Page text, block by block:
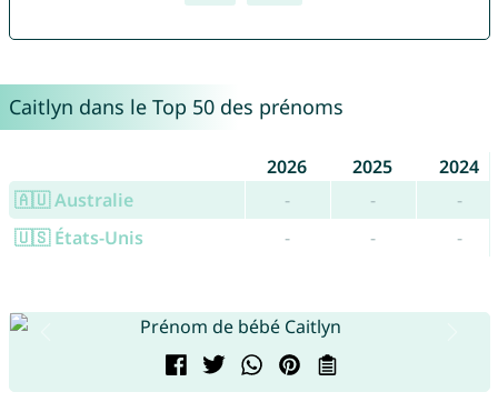
Caitlyn dans le Top 50 des prénoms
2026 2025
2024
🇦🇺 Australie
- -
-
🇺🇸 États-Unis
- - -